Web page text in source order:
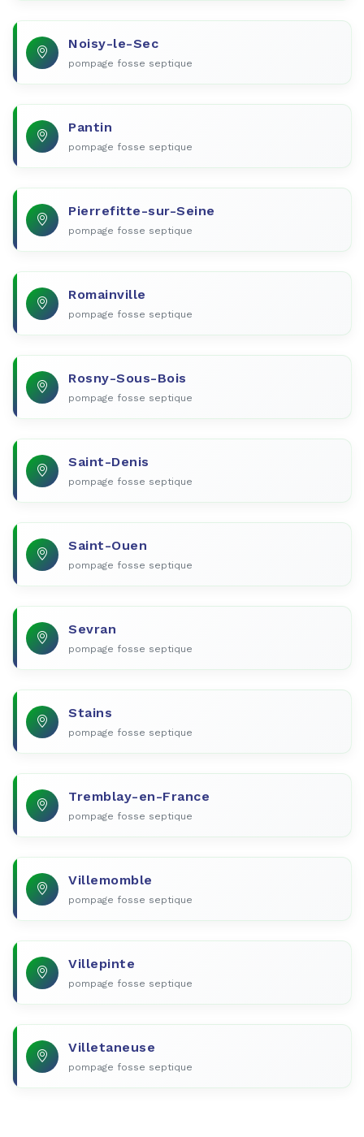
Noisy-le-Sec
pompage fosse septique
Pantin
pompage fosse septique
Pierrefitte-sur-Seine
pompage fosse septique
Romainville
pompage fosse septique
Rosny-Sous-Bois
pompage fosse septique
Saint-Denis
pompage fosse septique
Saint-Ouen
pompage fosse septique
Sevran
pompage fosse septique
Stains
pompage fosse septique
Tremblay-en-France
pompage fosse septique
Villemomble
pompage fosse septique
Villepinte
pompage fosse septique
Villetaneuse
pompage fosse septique